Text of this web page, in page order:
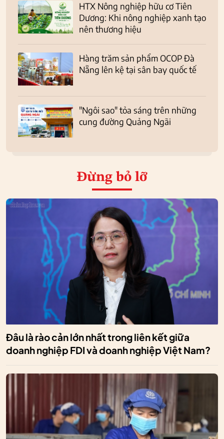
HTX Nông nghiệp hữu cơ Tiên
Dương: Khi nông nghiệp xanh tạo
nên thương hiệu
Hàng trăm sản phẩm OCOP Đà
Nẵng lên kệ tại sân bay quốc tế
"Ngôi sao" tỏa sáng trên những
cung đường Quảng Ngãi
Đừng bỏ lỡ
Đâu là rào cản lớn nhất trong liên kết giữa
doanh nghiệp FDI và doanh nghiệp Việt Nam?